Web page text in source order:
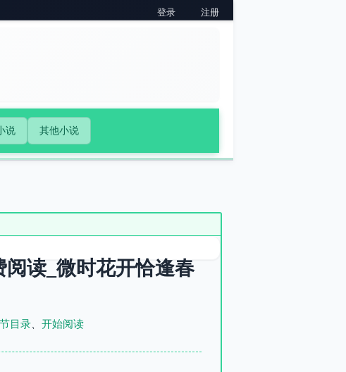
登录 注册
说 其他小说
读_微时花开恰逢春
目录
开始阅读